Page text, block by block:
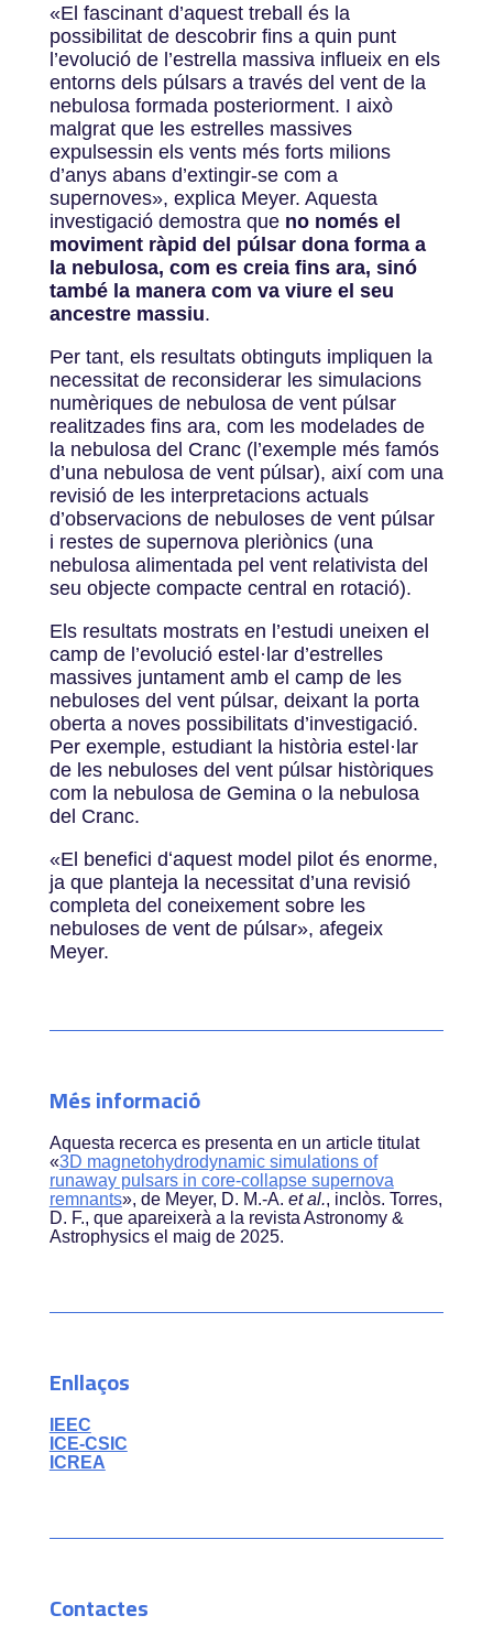
«El fascinant d’aquest treball és la
possibilitat de descobrir fins a quin punt
l’evolució de l’estrella massiva influeix en els
entorns dels púlsars a través del vent de la
nebulosa formada posteriorment. I això
malgrat que les estrelles massives
expulsessin els vents més forts milions
d’anys abans d’extingir-se com a
supernoves», explica Meyer. Aquesta
investigació demostra que no només el
moviment ràpid del púlsar dona forma a
la nebulosa, com es creia fins ara, sinó
també la manera com va viure el seu
ancestre massiu.
Per tant, els resultats obtinguts impliquen la
necessitat de reconsiderar les simulacions
numèriques de nebulosa de vent púlsar
realitzades fins ara, com les modelades de
la nebulosa del Cranc (l’exemple més famós
d’una nebulosa de vent púlsar), així com una
revisió de les interpretacions actuals
d’observacions de nebuloses de vent púlsar
i restes de supernova pleriònics (una
nebulosa alimentada pel vent relativista del
seu objecte compacte central en rotació).
Els resultats mostrats en l’estudi uneixen el
camp de l’evolució estel·lar d’estrelles
massives juntament amb el camp de les
nebuloses del vent púlsar, deixant la porta
oberta a noves possibilitats d’investigació.
Per exemple, estudiant la història estel·lar
de les nebuloses del vent púlsar històriques
com la nebulosa de Gemina o la nebulosa
del Cranc.
«El benefici dʻaquest model pilot és enorme,
ja que planteja la necessitat d’una revisió
completa del coneixement sobre les
nebuloses de vent de púlsar», afegeix
Meyer.
Més informació
Aquesta recerca es presenta en un article titulat
«3D magnetohydrodynamic simulations of
runaway pulsars in core-collapse supernova
remnants», de Meyer, D. M.-A. et al., inclòs. Torres,
D. F., que apareixerà a la revista Astronomy &
Astrophysics el maig de 2025.
Enllaços
IEEC
ICE-CSIC
ICREA
Contactes